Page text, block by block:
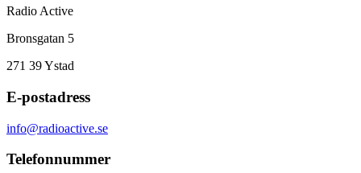
Radio Active
Bronsgatan 5
271 39Ystad
E-postadress
info@radioactive.se
Telefonnummer